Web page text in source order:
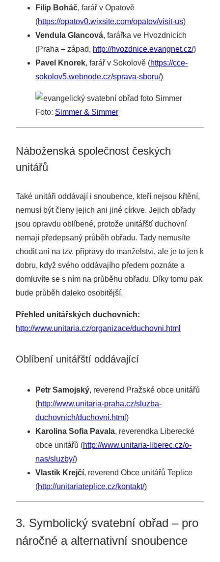
Filip Boháč, farář v Opatově
(https://opatov0.wixsite.com/opatov/visit-us)
Vendula Glancová, farářka ve Hvozdnicích
(Praha – západ, http://hvozdnice.evangnet.cz/)
Pavel Knorek, farář v Sokolově (https://cce-
sokolov5.webnode.cz/sprava-sboru/)
Foto: Simmer & Simmer
Náboženská společnost českých
unitářů
Také unitáři oddávají i snoubence, kteří nejsou křtění,
nemusí být členy jejich ani jiné církve. Jejich obřady
jsou opravdu oblíbené, protože unitářští duchovní
nemají předepsaný průběh obřadu. Tady nemusíte
chodit ani na tzv. přípravy do manželství, ale je to jen k
dobru, když svého oddávajího předem poznáte a
domluvíte se s ním na průběhu obřadu. Díky tomu pak
bude průběh daleko osobitější.
Přehled unitářských duchovních:
http://www.unitaria.cz/organizace/duchovni.html
Oblíbení unitářští oddávající
Petr Samojský, reverend Pražské obce unitářů
(http://www.unitaria-praha.cz/sluzba-
duchovnich/duchovni.html )
Karolina Sofia Pavala, reverendka Liberecké
obce unitářů (http://www.unitaria-liberec.cz/o-
nas/sluzby/)
Vlastik Krejčí, reverend Obce unitářů Teplice
(http://unitariateplice.cz/kontakt/)
3. Symbolický svatební obřad – pro
náročné a alternativní snoubence